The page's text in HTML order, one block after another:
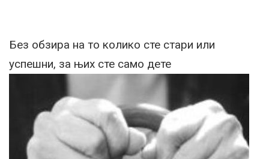
Без обзира на то колико сте стари или
успешни, за њих сте само дете